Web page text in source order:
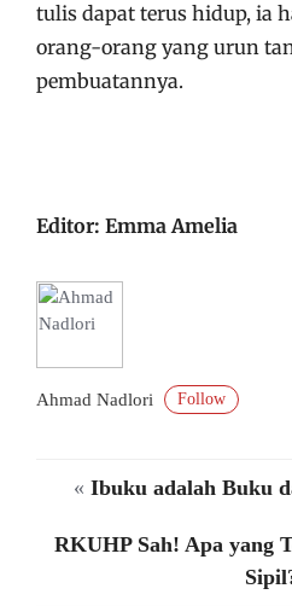
tulis dapat terus hidup, ia
orang-orang yang urun
pembuatannya.
Editor: Emma Amelia
Ahmad Nadlori Follow
« Ibuku adalah Buku
RKUHP Sah! Apa yang